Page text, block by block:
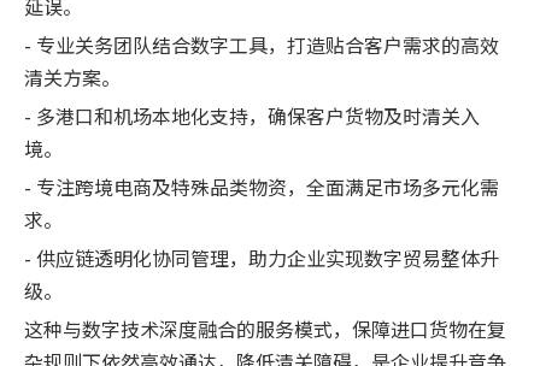
- 专业关务团队结合数字工具，打造贴合客户需求的高效
清关方案。
- 多港口和机场本地化支持，确保客户货物及时清关入
境。
- 专注跨境电商及特殊品类物资，全面满足市场多元化需
求。
- 供应链透明化协同管理，助力企业实现数字贸易整体升
级。
这种与数字技术深度融合的服务模式，保障进口货物在复